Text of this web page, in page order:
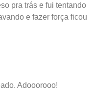
pra trás e fui tentando
e fazer força ficou
Adooorooo!